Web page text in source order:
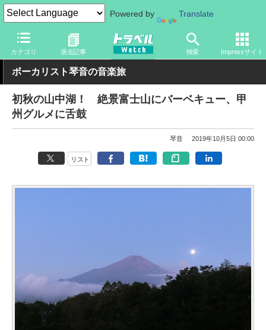
Powered by Translate
カテゴリ 過去記事 検索 Impressサイト
トラベル Watch 地域 国内旅行 甲信越
ボーカリスト琴音の音楽旅
初秋の山中湖！ 絶景富士山にバーベキュー、甲
州グルメに舌鼓
琴音 2019年10月5日 00:00
リスト